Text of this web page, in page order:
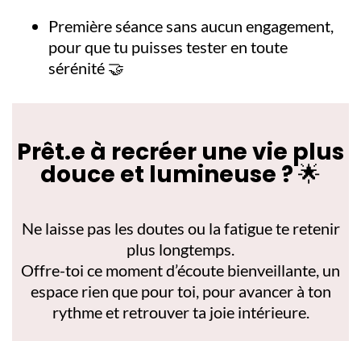
Première séance sans aucun engagement,
pour que tu puisses tester en toute
sérénité 🤝
Prêt.e à recréer une vie plus
douce et lumineuse ?🌟
Ne laisse pas les doutes ou la fatigue te retenir
plus longtemps.
Offre-toi ce moment d’écoute bienveillante, un
espace rien que pour toi, pour avancer à ton
rythme et retrouver ta joie intérieure.